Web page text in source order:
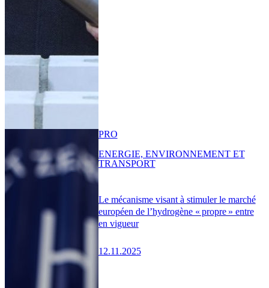
Le mécanisme visant à stimuler le marché
européen de l’hydrogène « propre » entre
en vigueur
12.11.2025
PRO
ENERGIE, ENVIRONNEMENT ET
TRANSPORT